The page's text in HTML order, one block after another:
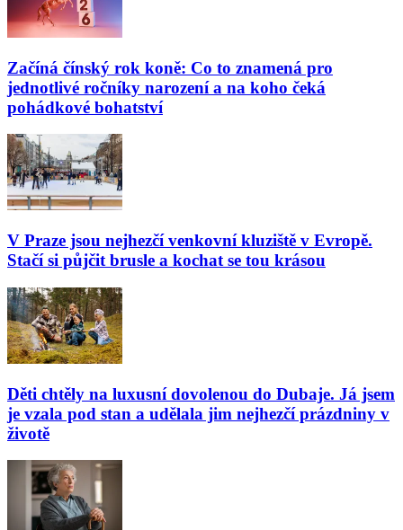
Začíná čínský rok koně: Co to znamená pro
jednotlivé ročníky narození a na koho čeká
pohádkové bohatství
V Praze jsou nejhezčí venkovní kluziště v Evropě.
Stačí si půjčit brusle a kochat se tou krásou
Děti chtěly na luxusní dovolenou do Dubaje. Já jsem
je vzala pod stan a udělala jim nejhezčí prázdniny v
životě